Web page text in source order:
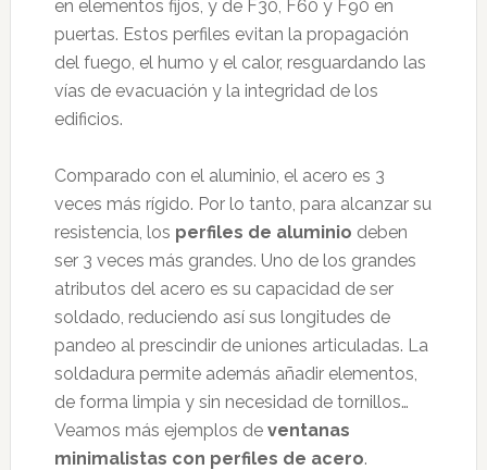
en elementos fijos, y de F30, F60 y F90 en
puertas. Estos perfiles evitan la propagación
del fuego, el humo y el calor, resguardando las
vías de evacuación y la integridad de los
edificios.
Comparado con el aluminio, el acero es 3
veces más rígido. Por lo tanto, para alcanzar su
resistencia, los perfiles de aluminio deben
ser 3 veces más grandes. Uno de los grandes
atributos del acero es su capacidad de ser
soldado, reduciendo así sus longitudes de
pandeo al prescindir de uniones articuladas. La
soldadura permite además añadir elementos,
de forma limpia y sin necesidad de tornillos…
Veamos más ejemplos de ventanas
minimalistas con perfiles de acero.